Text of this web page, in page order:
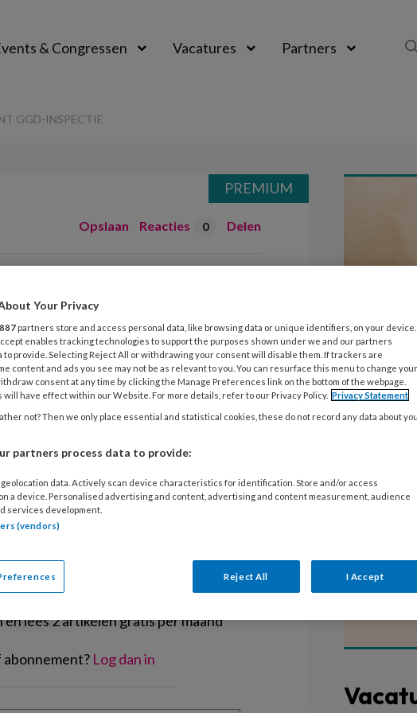
& Congressen Vacatures Partners
GGD-INSPECTIE
Opslaan Reacties 0 Delen
meldpunt GGD-
in de Kinderopvang
de position paper van de vijf
voor klachten over de GGD-
lezen?
lees 2 artikelen gratis per maand
Log dan in
PREMIUM
per
Dat is
aan een
Your Privacy
887 partners store and access personal data, like browsing data or unique identifiers, on your device.
enables tracking technologies to support the purposes shown under we and our partners
to provide. Selecting Reject All or withdrawing your consent will disable them. If trackers are
content and ads you see may not be as relevant to you. You can resurface this menu to change your
consent at any time by clicking the Manage Preferences link on the bottom of the webpage.
will have effect within our Website. For more details, refer to our Privacy Policy. Privacy Statement
not? Then we only place essential and statistical cookies, these do not record any data about you
partners process data to provide:
data. Actively scan device characteristics for identification. Store and/or access
a device. Personalised advertising and content, advertising and content measurement, audience
services development.
(vendors)
Reject All I Accept